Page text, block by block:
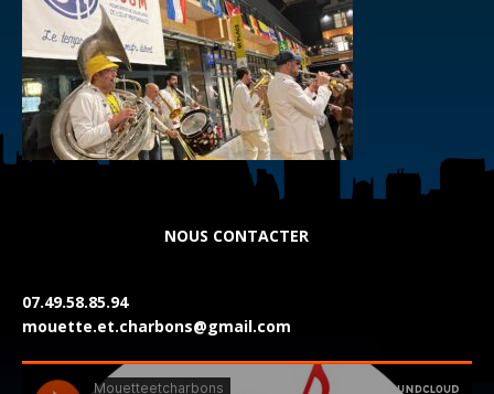
NOUS CONTACTER
07.49.58.85.94
mouette.et.charbons@gmail.com